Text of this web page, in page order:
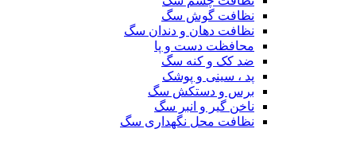
نظافت گوش سگ
نظافت دهان و دندان سگ
محافظت دست و پا
ضد کک و کنه سگ
پد ، سینی و پوشک
برس و دستکش سگ
ناخن گیر و انبر سگ
نظافت محل نگهداری سگ